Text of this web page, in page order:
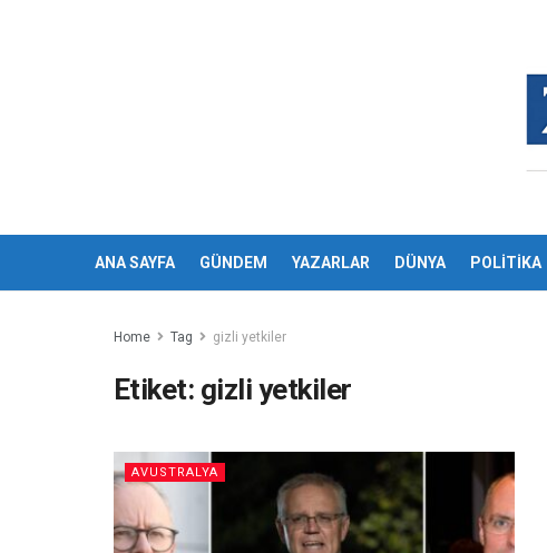
ANA SAYFA GÜNDEM YAZARLAR DÜNYA POLİTİKA
Home Tag gizli yetkiler
Etiket: gizli yetkiler
AVUSTRALYA